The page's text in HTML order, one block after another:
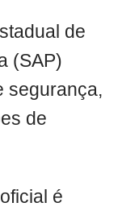
de
(SAP)
segurança,
de
é